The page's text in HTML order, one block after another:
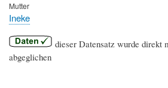
Mutter
Ineke
dieser Datensatz wurde direkt
abgeglichen